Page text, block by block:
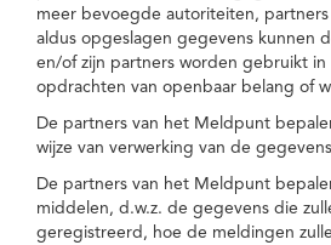
meer bevoegde autoriteiten,
aldus opgeslagen gegevens kunnen
en/of zijn partners worden gebruikt in
opdrachten van openbaar belang of
De partners van het Meldpunt
wijze van verwerking van de
De partners van het Meldpunt
middelen, d.w.z. de gegevens die
geregistreerd, hoe de meldingen